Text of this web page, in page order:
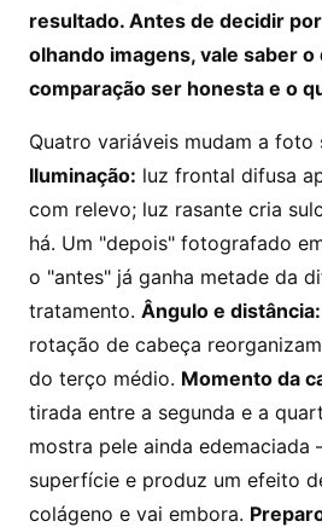
resultado. Antes de decidir
olhando imagens, vale saber o
comparação ser honesta e o
Quatro variáveis mudam a foto
Iluminação: luz frontal difusa
com relevo; luz rasante cria
há. Um "depois" fotografado
o "antes" já ganha metade da
tratamento. Ângulo e distância:
rotação de cabeça
do terço médio. Momento da
tirada entre a segunda e a
mostra pele ainda
superfície e produz um efeito
colágeno e vai embora.